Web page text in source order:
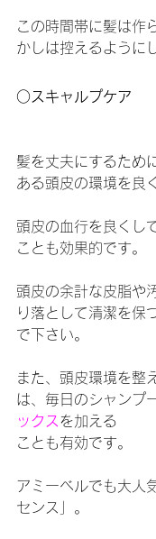
この時間帯に髪は作
かしは控えるように
○スキャルプケア
髪を丈夫にするため
ある頭皮の環境を良
頭皮の血行を良くし
ことも効果的です。
頭皮の余計な皮脂や
り落として清潔を保
で下さい。
また、頭皮環境を整
は、毎日のシャンプ
ックス を加える
ことも有効です。
アミーベルでも大人
センス」。